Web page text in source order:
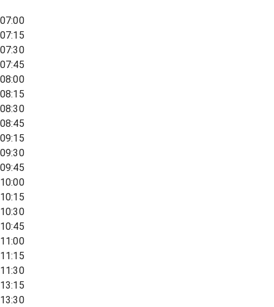
07:00
07:15
07:30
07:45
08:00
08:15
08:30
08:45
09:15
09:30
09:45
10:00
10:15
10:30
10:45
11:00
11:15
11:30
13:15
13:30